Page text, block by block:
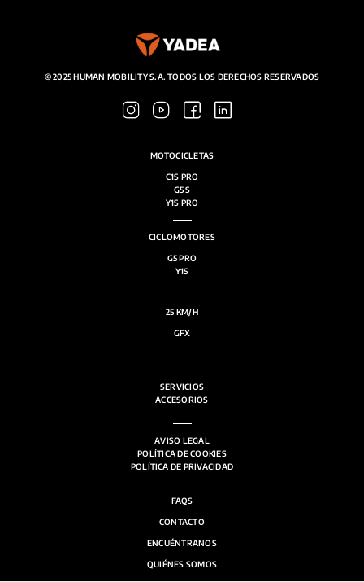
© 2025 HUMAN MOBILITY S.A. TODOS LOS DERECHOS RESERVADOS
MOTOCICLETAS
C1S PRO
G5 S
Y1S PRO
CICLOMOTORES
G5 PRO
Y1S
25 KM/H
GFX
SERVICIOS
ACCESORIOS
AVISO LEGAL
POLÍTICA DE COOKIES
POLÍTICA DE PRIVACIDAD
FAQS
CONTACTO
ENCUÉNTRANOS
QUIÉNES SOMOS